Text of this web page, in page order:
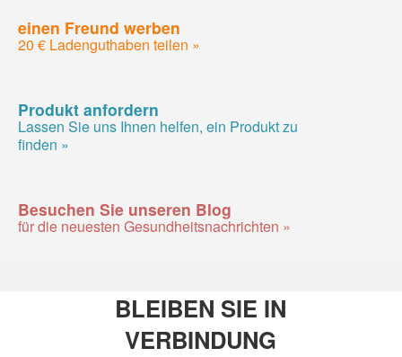
einen Freund werben
20 € Ladenguthaben teilen »
Produkt anfordern
Lassen Sie uns Ihnen helfen, ein Produkt zu
finden »
Besuchen Sie unseren Blog
für die neuesten Gesundheitsnachrichten »
BLEIBEN SIE IN
VERBINDUNG